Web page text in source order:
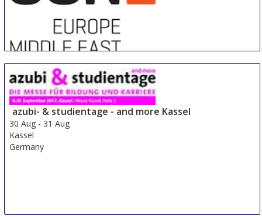
Sre Con Europe Middle East Africa
29 Aug-31 Aug
Duesseldorf area
Germany
azubi- & studientage - and more Kassel
30 Aug - 31 Aug
Kassel
Germany